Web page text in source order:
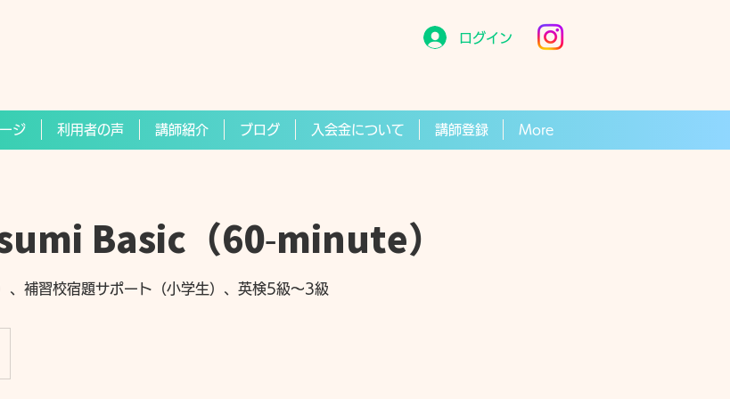
ログイン
ジ 利用者の声 講師紹介 ブログ 入会金について 講師登録 More
Basic（60-minute）
、補習校宿題サポート（小学生）、英検5級～3級